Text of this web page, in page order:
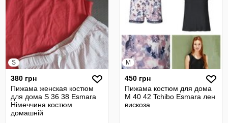
S
380 грн
Пижама женская костюм
для дома S 36 38 Esmara
Німеччина костюм
домашній
M
450 грн
Пижама костюм для дома
М 40 42 Tchibo Esmara лен
вискоза